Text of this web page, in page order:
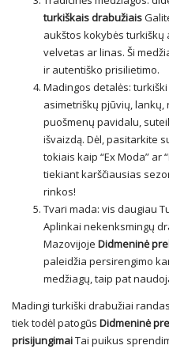
turkiškais drabužiais
aukštos kokybės
velvetas ar linas. Ši
ir autentiško prisilietimo.
Madingos detalės:
asimetriškų pjūvių,
puošmenų pavidalu,
išvaizdą. Dėl, pasitarkite
tokiais kaip “Ex Moda” ar
tiekiant karščiausias
rinkos!
Tvari mada: vis daugiau
Aplinkai nekenksmingų
Mazovijoje Didmeninė
paleidžia persirengimo
medžiagų, taip pat
Madingi turkiški drabužiai
tiek todėl patogūs Didmeninė
prisijungimaiTai puikus